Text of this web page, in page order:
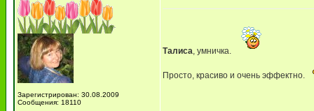
Зарегистрирован: 30.08.2009
Сообщения: 18110
Талиса, умничка.
Просто, красиво и очень эффектно.